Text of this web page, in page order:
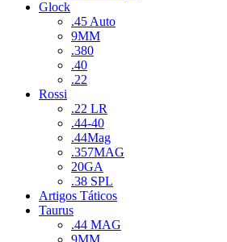
Glock
.45 Auto
9MM
.380
.40
.22
Rossi
.22 LR
.44-40
.44Mag
.357MAG
20GA
.38 SPL
Artigos Táticos
Taurus
.44 MAG
9MM